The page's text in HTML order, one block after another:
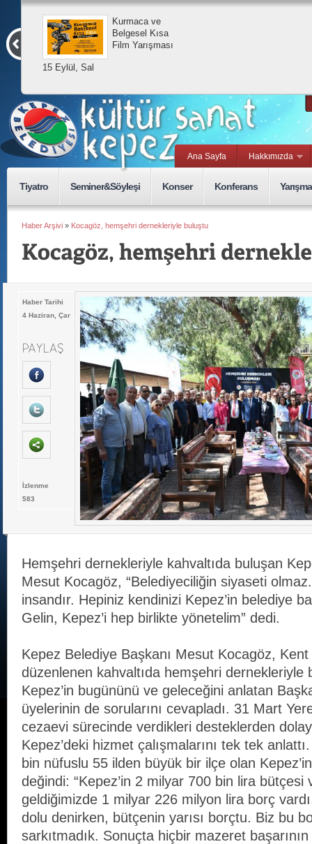
15 Eylül, Sal
Kurmaca ve
Belgesel Kısa
Film Yarışması
Ana Sayfa Hakkımızda
Tiyatro Seminer&Söyleşi Konser Konferans Yarışma
Haber Arşivi » Kocagöz, hemşehri dernekleriyle buluştu
Haber Tarihi
4 Haziran, Çar
İzlenme
583
Hemşehri dernekleriyle kahvaltıda buluşan
Mesut Kocagöz, “Belediyeciliğin siyaseti
insandır. Hepiniz kendinizi Kepez’in belediye
Gelin, Kepez’i hep birlikte yönetelim” dedi.
Kepez Belediye Başkanı Mesut Kocagöz, Kent
düzenlenen kahvaltıda hemşehri dernekleriyle
Kepez’in bugününü ve geleceğini anlatan
üyelerinin de sorularını cevapladı. 31 Mart
cezaevi sürecinde verdikleri desteklerden
Kepez’deki hizmet çalışmalarını tek tek
bin nüfuslu 55 ilden büyük bir ilçe olan
değindi: “Kepez’in 2 milyar 700 bin lira bütçesi
geldiğimizde 1 milyar 226 milyon lira borç
dolu denirken, bütçenin yarısı borçtu. Biz bu
sarkıtmadık. Sonuçta hiçbir mazeret